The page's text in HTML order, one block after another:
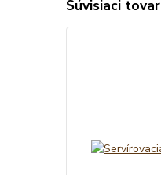
Súvisiaci tovar